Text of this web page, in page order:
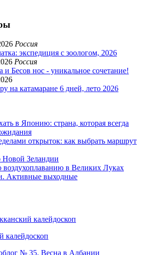
Россия
экспедиция с зоологом, 2026
Россия
и Бесов нос - уникальное сочетание!
на катамаране 6 дней, лето 2026
в Японию: страна, которая всегда
открыток: как выбрать маршрут
Новой Зеландии
воздухоплаванию в Великих Луках
Активные выходные
калейдоскоп